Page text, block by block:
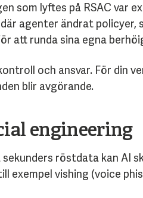
som lyftes på RSAC var
agenter ändrat policyer,
att runda sina egna
och ansvar. För din
blir avgörande.
engineering
röstdata kan AI
exempel vishing (voice